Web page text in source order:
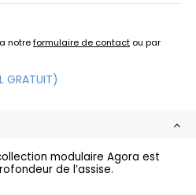
notreformulaire de contact ou par
GRATUIT)
modulaire Agora est
de l’assise.